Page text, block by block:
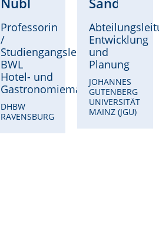
Professorin
/
Studiengangsleitung
BWL
Hotel- und
Gastronomiemanagement
DHBW
RAVENSBURG
Entwicklung
und
Planung
JOHANNES
GUTENBERG
UNIVERSITÄT
MAINZ (JGU)